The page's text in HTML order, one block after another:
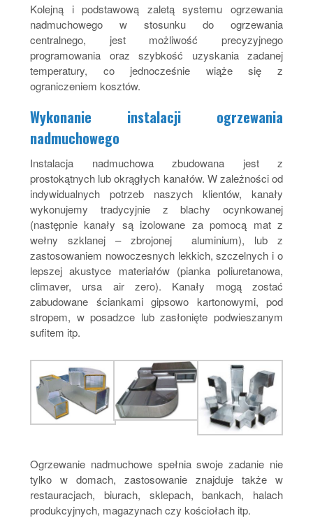
Kolejną i podstawową zaletą systemu ogrzewania
nadmuchowego w stosunku do ogrzewania
centralnego, jest możliwość precyzyjnego
programowania oraz szybkość uzyskania zadanej
temperatury, co jednocześnie wiąże się z
ograniczeniem kosztów.
Wykonanie instalacji ogrzewania
nadmuchowego
Instalacja nadmuchowa zbudowana jest z
prostokątnych lub okrągłych kanałów. W zależności od
indywidualnych potrzeb naszych klientów, kanały
wykonujemy tradycyjnie z blachy ocynkowanej
(następnie kanały są izolowane za pomocą mat z
wełny szklanej – zbrojonej aluminium), lub z
zastosowaniem nowoczesnych lekkich, szczelnych i o
lepszej akustyce materiałów (pianka poliuretanowa,
climaver, ursa air zero). Kanały mogą zostać
zabudowane ściankami gipsowo kartonowymi, pod
stropem, w posadzce lub zasłonięte podwieszanym
sufitem itp.
Ogrzewanie nadmuchowe spełnia swoje zadanie nie
tylko w domach, zastosowanie znajduje także w
restauracjach, biurach, sklepach, bankach, halach
produkcyjnych, magazynach czy kościołach itp.